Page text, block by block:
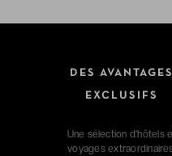
DES AVANTAGES
EXCLUSIFS
Une sélection d'hôtels
voyages